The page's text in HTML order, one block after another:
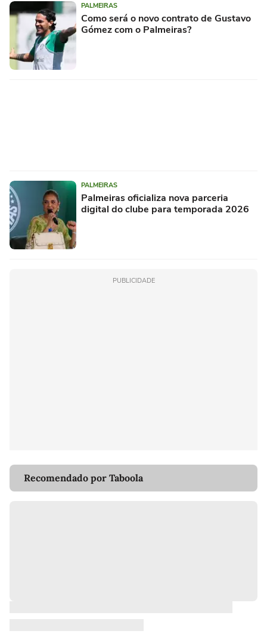
PALMEIRAS
Como será o novo contrato de Gustavo
Gómez com o Palmeiras?
PALMEIRAS
Palmeiras oficializa nova parceria
digital do clube para temporada 2026
PUBLICIDADE
Recomendado por Taboola